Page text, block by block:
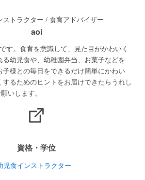
ストラクター / 食育アドバイザー
aoi
す。食育を意識して、見た目がかわいく
幼児食や、幼稚園弁当、お菓子などを
子様との毎日をできるだけ簡単にかわい
するためのヒントをお届けできたらうれし
いします。
資格・学位
児食インストラクター